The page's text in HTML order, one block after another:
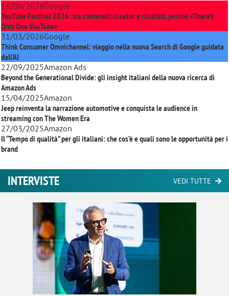
16/06/2026Google
YouTube Festival 2026: tra contenuti, creator e risultati, perché «There’s
Only One YouTube»
31/03/2026Google
Think Consumer Omnichannel: viaggio nella nuova Search di Google guidata
dall'AI
22/09/2025Amazon Ads
Beyond the Generational Divide: gli insight italiani della nuova ricerca di
Amazon Ads
15/04/2025Amazon
Jeep reinventa la narrazione automotive e conquista le audience in
streaming conThe Women Era
27/03/2025Amazon
Il “Tempo di qualità” per gli italiani: che cos’è e quali sono le opportunità per i
brand
INTERVISTE VEDI TUTTE